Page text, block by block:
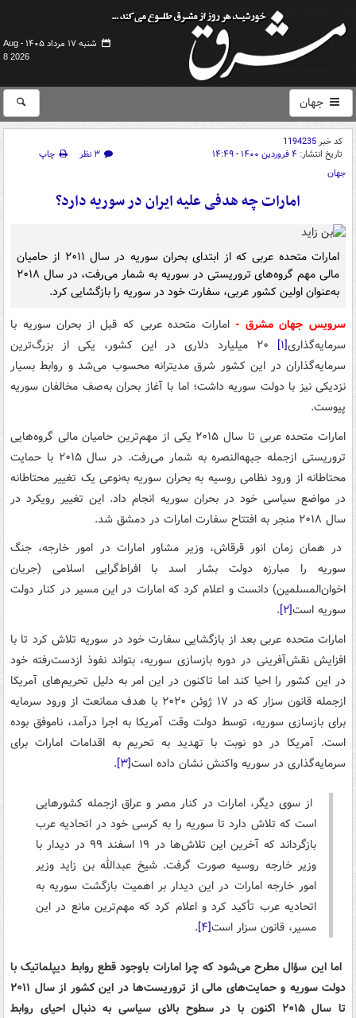
شنبه ۱۷ مرداد ۱۴۰۵ -
Aug
8 2026
جهان
کد خبر1194235
تاریخ انتشار: ۴ فروردین ۱۴۰۰ - ۱۴:۴۹ ۳ نظر
چاپ
جهان
امارات چه هدفی علیه ایران در سوریه دارد؟
امارات متحده عربی که از ابتدای بحران سوریه در سال ۲۰۱۱ از حامیان
مالی مهم گروه‌های تروریستی در سوریه به شمار می‌رفت، در سال ۲۰۱۸
به‌عنوان اولین کشور عربی، سفارت خود در سوریه را بازگشایی کرد.
سرویس جهان مشرق - امارات متحده عربی که قبل از بحران سوریه با
سرمایه‌گذاری[۱]
۲۰ میلیارد دلاری در این کشور، یکی از بزرگ‌ترین
سرمایه‌گذاران در این کشور شرق مدیترانه محسوب می‌شد و روابط بسیار
نزدیکی نیز با دولت سوریه داشت؛ اما با آغاز بحران به‌صف مخالفان سوریه
پیوست.
امارات متحده عربی تا سال ۲۰۱۵ یکی از مهم‌ترین حامیان مالی گروه‌هایی
تروریستی ازجمله جبهه‌النصره به شمار می‌رفت. در سال ۲۰۱۵ با حمایت
محتاطانه از ورود نظامی روسیه به بحران سوریه به‌نوعی یک تغییر محتاطانه
در مواضع سیاسی خود در بحران سوریه انجام داد. این تغییر رویکرد در
سال ۲۰۱۸ منجر به افتتاح سفارت امارات در دمشق شد.
در همان زمان انور قرقاش، وزیر مشاور امارات در امور خارجه، جنگ
سوریه را مبارزه دولت بشار اسد با افراط‌گرایی اسلامی (جریان
اخوان‌المسلمین) دانست و اعلام کرد که امارات در این مسیر در کنار دولت
سوریه است[۲] .
امارات متحده عربی بعد از بازگشایی سفارت خود در سوریه تلاش کرد تا با
افزایش نقش‌آفرینی در دوره بازسازی سوریه، بتواند نفوذ ازدست‌رفته خود
در این کشور را احیا کند اما تاکنون در این امر به دلیل تحریم‌های آمریکا
ازجمله قانون سزار که در ۱۷ ژوئن ۲۰۲۰ با هدف ممانعت از ورود سرمایه
برای بازسازی سوریه، توسط دولت وقت آمریکا به اجرا درآمد، ناموفق بوده
است. آمریکا در دو نوبت با تهدید به تحریم به اقدامات امارات برای
سرمایه‌گذاری در سوریه واکنش نشان داده است[۳] .
از سوی دیگر، امارات در کنار مصر و عراق ازجمله کشورهایی
است که تلاش دارد تا سوریه را به کرسی خود در اتحادیه عرب
بازگرداند که آخرین این تلاش‌ها در ۱۹ اسفند ۹۹ در دیدار با
وزیر خارجه روسیه صورت گرفت. شیخ عبدالله بن زاید وزیر
امور خارجه امارات در این دیدار بر اهمیت بازگشت سوریه به
اتحادیه عرب تأکید کرد و اعلام کرد که مهم‌ترین مانع در این
مسیر، قانون سزار است[۴] .
اما این سؤال مطرح می‌شود که چرا امارات باوجود قطع روابط دیپلماتیک با
دولت سوریه و حمایت‌های مالی از تروریست‌ها در این کشور از سال ۲۰۱۱
تا سال ۲۰۱۵ اکنون با در سطوح بالای سیاسی به دنبال احیای روابط